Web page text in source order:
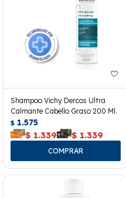
Shampoo Vichy Dercos Ultra
Calmante Cabello Graso 200 Ml.
$ 1.575
$ 1.339 $ 1.339